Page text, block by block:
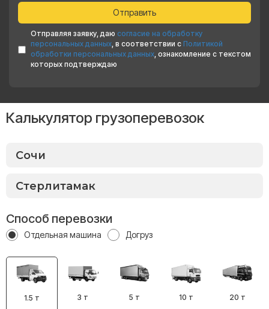
Отправляя заявку, даю согласие на обработку
персональных данных, в соответствии с Политикой
обработки персональных данных, ознакомление с текстом
которых подтверждаю
Калькулятор грузоперевозок
Способ перевозки
Отдельная машина Догруз
1.5 т 3 т 5 т 10 т 20 т